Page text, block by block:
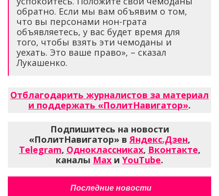
обратно. Если мы вам объявим о том,
что вы персонами нон-грата
объявляетесь, у вас будет время для
того, чтобы взять эти чемоданы и
уехать. Это ваше право», – сказал
Лукашенко.
Отблагодарить журналистов за материал
и поддержать «ПолитНавигатор».
Подпишитесь на новости
«ПолитНавигатор» вЯндекс.Дзен,
Telegram, Одноклассниках, Вконтакте,
каналы Max и YouTube.
Последние новости